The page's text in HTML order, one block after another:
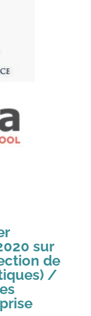
sur
de
/